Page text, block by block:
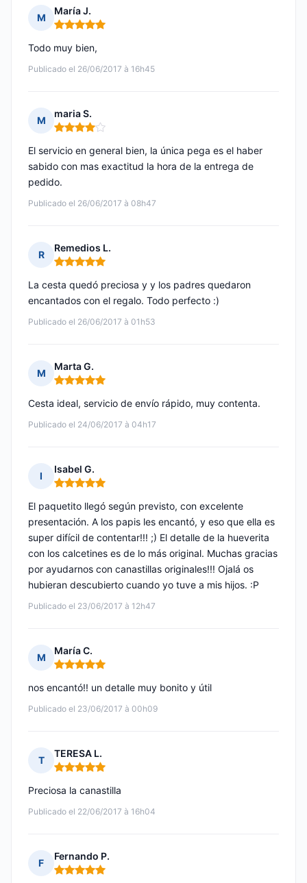
M
María J.
Nota: 5 de 5
Publicado el 26/06/2017 à 16h45
Todo muy bien,
M
maria S.
Nota: 4 de 5
Publicado el 26/06/2017 à 08h47
El servicio en general bien, la única pega es el haber
sabido con mas exactitud la hora de la entrega de
pedido.
R
Remedios L.
Nota: 5 de 5
Publicado el 26/06/2017 à 01h53
La cesta quedó preciosa y y los padres quedaron
encantados con el regalo. Todo perfecto :)
M
Marta G.
Nota: 5 de 5
Publicado el 24/06/2017 à 04h17
Cesta ideal, servicio de envío rápido, muy contenta.
I
Isabel G.
Nota: 5 de 5
Publicado el 23/06/2017 à 12h47
El paquetito llegó según previsto, con excelente
presentación. A los papis les encantó, y eso que ella es
super difícil de contentar!!! ;) El detalle de la hueverita
con los calcetines es de lo más original. Muchas gracias
por ayudarnos con canastillas originales!!! Ojalá os
hubieran descubierto cuando yo tuve a mis hijos. :P
M
María C.
Nota: 5 de 5
Publicado el 23/06/2017 à 00h09
nos encantó!! un detalle muy bonito y útil
T
TERESA L.
Nota: 5 de 5
Publicado el 22/06/2017 à 16h04
Preciosa la canastilla
F
Fernando P.
Nota: 5 de 5